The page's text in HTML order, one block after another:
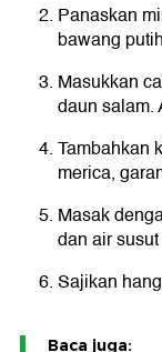
Panaskan
bawang
Masukkan
daun salam.
Tambahkan
merica,
Masak
dan air
Sajikan
Baca juga: